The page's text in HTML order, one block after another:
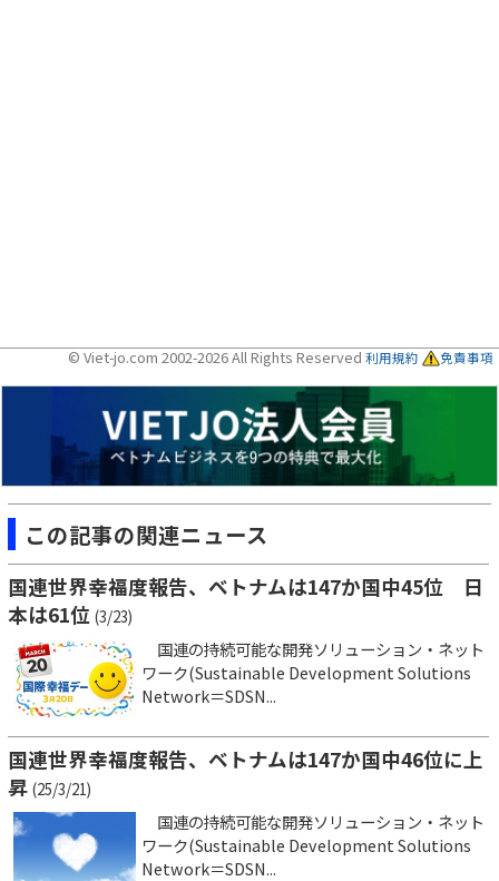
© Viet-jo.com 2002-2026 All Rights Reserved 利用規約 免責事項
この記事の関連ニュース
国連世界幸福度報告、ベトナムは147か国中45位 日
本は61位 (3/23)
国連の持続可能な開発ソリューション・ネット
ワーク(Sustainable Development Solutions
Network＝SDSN...
国連世界幸福度報告、ベトナムは147か国中46位に上
昇 (25/3/21)
国連の持続可能な開発ソリューション・ネット
ワーク(Sustainable Development Solutions
Network＝SDSN...